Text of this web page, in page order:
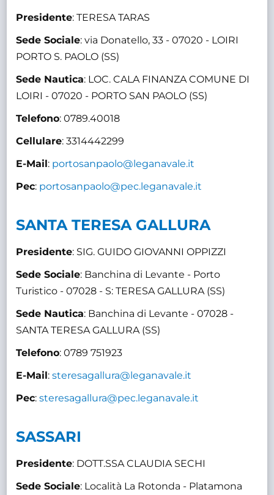
Presidente: TERESA TARAS
Sede Sociale: via Donatello, 33 - 07020 - LOIRI
PORTO S. PAOLO (SS)
Sede Nautica: LOC. CALA FINANZA COMUNE DI
LOIRI - 07020 - PORTO SAN PAOLO (SS)
Telefono: 0789.40018
Cellulare: 3314442299
E-Mail: portosanpaolo@leganavale.it
Pec: portosanpaolo@pec.leganavale.it
SANTA TERESA GALLURA
Presidente: SIG. GUIDO GIOVANNI OPPIZZI
Sede Sociale: Banchina di Levante - Porto
Turistico - 07028 - S: TERESA GALLURA (SS)
Sede Nautica: Banchina di Levante - 07028 -
SANTA TERESA GALLURA (SS)
Telefono: 0789 751923
E-Mail:steresagallura@leganavale.it
Pec:steresagallura@pec.leganavale.it
SASSARI
Presidente: DOTT.SSA CLAUDIA SECHI
Sede Sociale: Località La Rotonda - Platamona